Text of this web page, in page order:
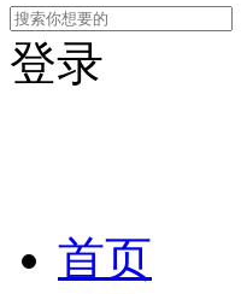
登录
首页